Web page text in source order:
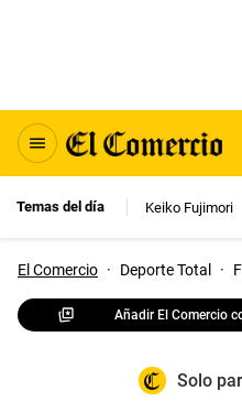
Temas del día Keiko Fujimori
El Comercio · Deporte Total ·
Añadir El Comercio
Solo